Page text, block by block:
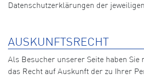
Datenschutzerklärungen der
AUSKUNFTSRECHT
Als Besucher unserer Seite haben
das Recht auf Auskunft der zu Ihrer